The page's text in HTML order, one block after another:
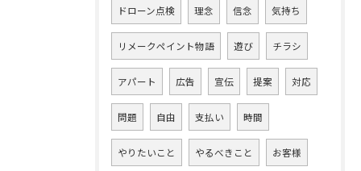
ドローン点検 理念 信念 気持ち
リメークペイント物語 遊び チラシ
アパート 広告 宣伝 提案 対応
問題 自由 支払い 時間
やりたいこと やるべきこと お客様